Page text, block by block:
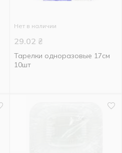
Нет в наличии
29.02 ₴
Тарелки одноразовые 17см
10шт